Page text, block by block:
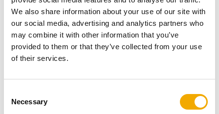
We also share information about your use of our site with
our social media, advertising and analytics partners who
may combine it with other information that you’ve
provided to them or that they’ve collected from your use
of their services.
Necessary
gleichzeitig die Emissionen um 2/3 im Vergleich zu
älteren ineffizienten Öfen senken. Während alte und